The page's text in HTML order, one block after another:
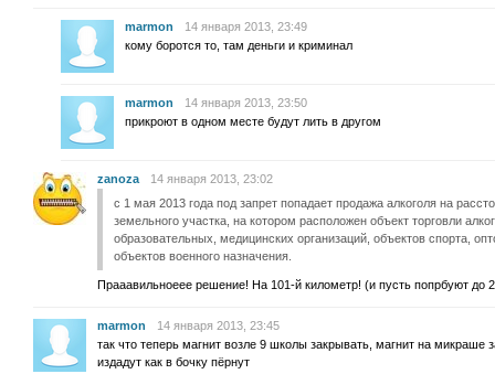
marmon
14 января 2013, 23:49
кому боротся то, там деньги и криминал
marmon
14 января 2013, 23:50
прикроют в одном месте будут лить в другом
zanoza
14 января 2013, 23:02
с 1 мая 2013 года под запрет попадает продажа алкоголя на
земельного участка, на котором расположен объект торговли
образовательных, медицинских организаций, объектов спорта,
объектов военного назначения.
Прааавильноеее решение! На 101-й километр! (и пусть попрбуют до
marmon
14 января 2013, 23:45
так что теперь магнит возле 9 школы закрывать, магнит на микраше
издадут как в бочку пёрнут